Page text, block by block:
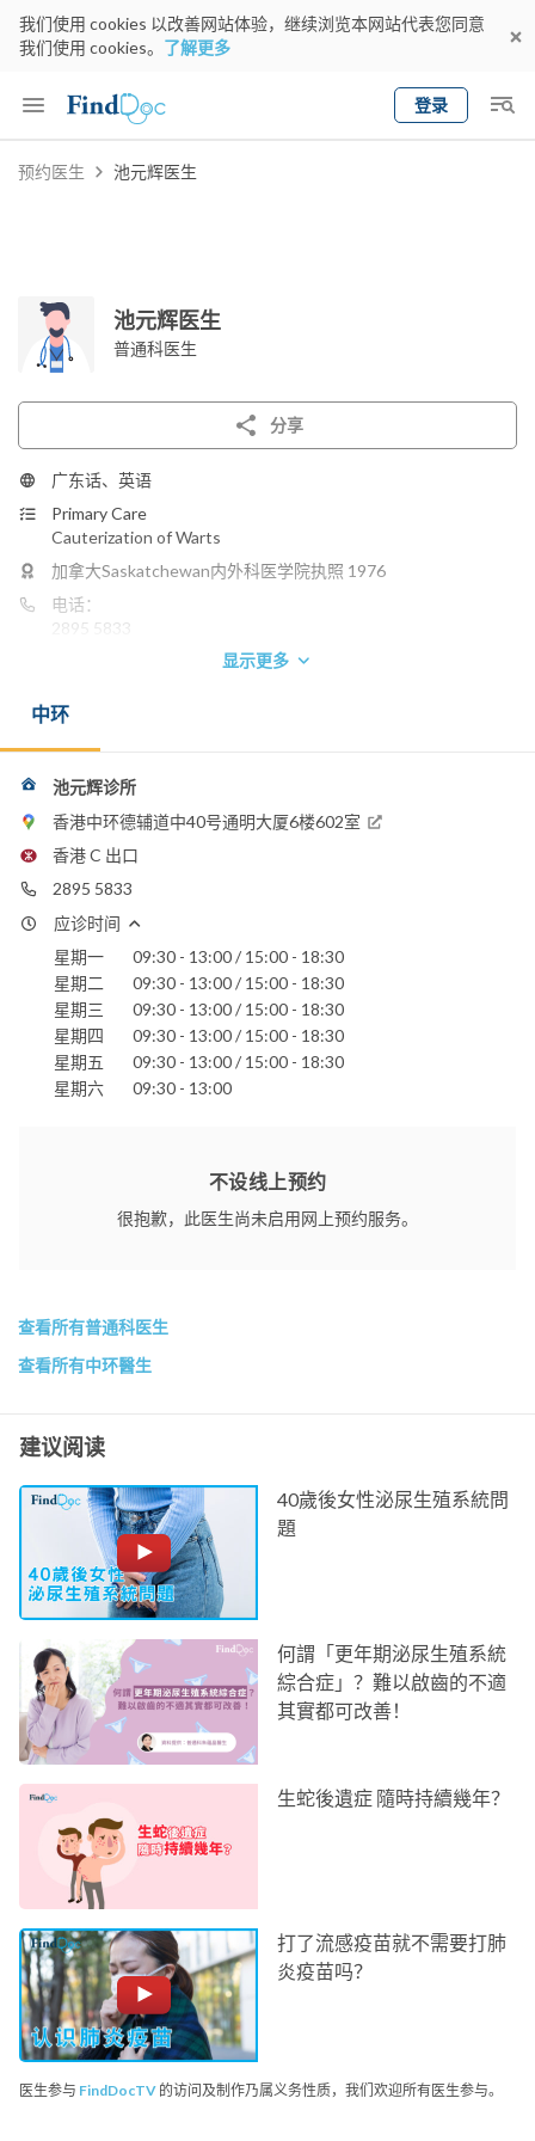
我们使用 cookies 以改善网站体验，继续浏览本网站代表您同意
我们使用 cookies。 了解更多
登录
Keyword
预约医生 池元辉医生
池元辉医生
普通科医生
分享
广东话、英语
Primary Care
Cauterization of Warts
加拿大Saskatchewan内外科医学院执照 1976
电话：
2895 5833
显示更多
中环
池元辉诊所
香港中环德辅道中40号通明大厦6楼602室
香港 C 出口
2895 5833
应诊时间
星期一
09:30 - 13:00 / 15:00 - 18:30
星期二
09:30 - 13:00 / 15:00 - 18:30
星期三
09:30 - 13:00 / 15:00 - 18:30
星期四
09:30 - 13:00 / 15:00 - 18:30
星期五
09:30 - 13:00 / 15:00 - 18:30
星期六
09:30 - 13:00
不设线上预约
很抱歉，此医生尚未启用网上预约服务。
查看所有普通科医生
查看所有中环醫生
建议阅读
40歲後女性泌尿生殖系統問
題
何謂「更年期泌尿生殖系統
綜合症」？難以啟齒的不適
其實都可改善！
生蛇後遺症 隨時持續幾年？
打了流感疫苗就不需要打肺
炎疫苗吗？
医生参与 FindDocTV 的访问及制作乃属义务性质，我们欢迎所有医生参与。